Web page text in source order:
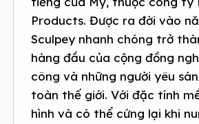
Products. Được ra đời vào
Sculpey nhanh chóng trở
hàng đầu của cộng đồng
công và những người yêu
toàn thế giới. Với đặc tính
hình và có thể cứng lại khi